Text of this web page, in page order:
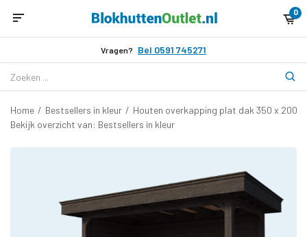
0
Vragen? Bel 0591 745271
Home / Bestsellers in kleur / Houten overkapping plat dak 350 x
Bekijk overzicht van: Bestsellers in kleur